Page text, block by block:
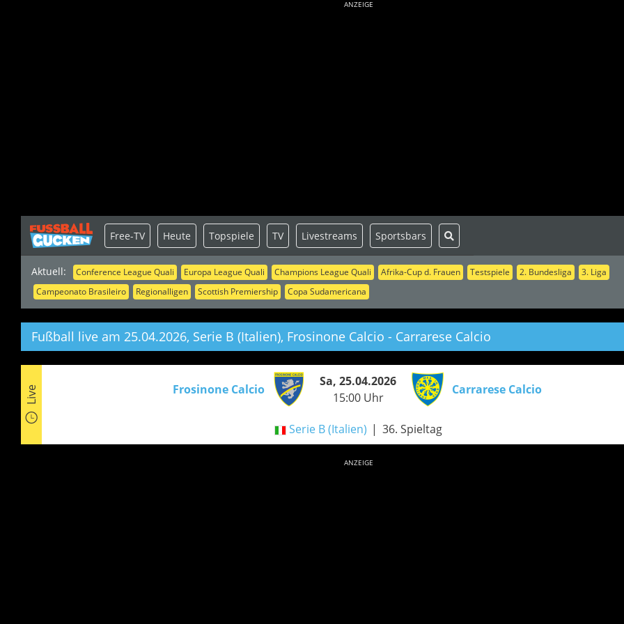
ANZEIGE
Aktuell: Conference League Quali Europa League Quali Champions League Quali Afrika-Cup d. Frauen Testspiele 2. Bundesliga
3. Liga
Campeonato Brasileiro
Regionalligen Scottish Premiership Copa Sudamericana
Free-TV Heute Topspiele TV Livestreams Sportsbars
Fußball live am 25.04.2026, Serie B (Italien), Frosinone Calcio - Carrarese Calcio
Live Frosinone Calcio
Sa, 25.04.2026
15:00 Uhr
Carrarese Calcio
Serie B (Italien) 36. Spieltag
ANZEIGE